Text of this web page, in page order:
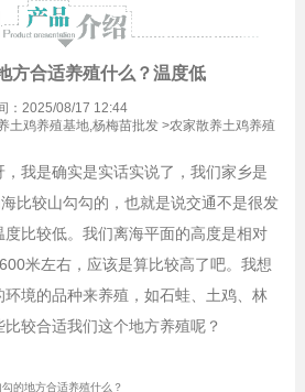
方合适养殖什么？温度低
：2025/08/17 12:44
土鸡养殖基地,杨梅苗批发>农家散养土鸡养殖
我是确实是实话实说了，我们家乡是
比较山勾勾的，也就是说交通不是很发
比较低。我们离海平面的高度是相对
米左右，应该是算比较高了吧。我想
境的品种来养殖，如石蛙、土鸡、林
较合适我们这个地方养殖呢？
的地方合适养殖什么？